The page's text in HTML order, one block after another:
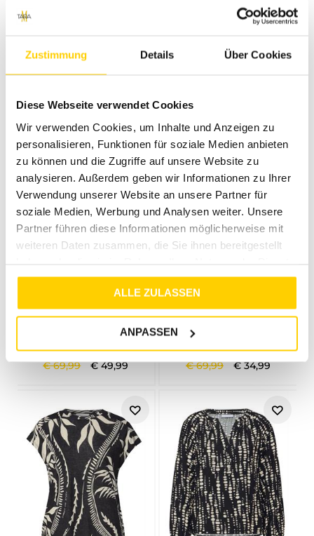
Zustimmung Details Über Cookies
Diese Webseite verwendet Cookies
Wir verwenden Cookies, um Inhalte und Anzeigen zu
personalisieren, Funktionen für soziale Medien anbieten
zu können und die Zugriffe auf unsere Website zu
analysieren. Außerdem geben wir Informationen zu Ihrer
Verwendung unserer Website an unsere Partner für
soziale Medien, Werbung und Analysen weiter. Unsere
Partner führen diese Informationen möglicherweise mit
weiteren Daten zusammen, die Sie ihnen bereitgestellt
gesammelt haben.
ALLE ZULASSEN
ANPASSEN
50%
VELOURS TUNIKA MIT ZIPPER DARK AUBURN BROWN
50%
29%
STREET ONE STUDIO
STRAIGHT LEG HOSE BLACK
€69,99 €49,99
50%
STREET ONE STUDIO
STRAIGHT LEG CORDHOSE BLACK
€69,99 €34,99